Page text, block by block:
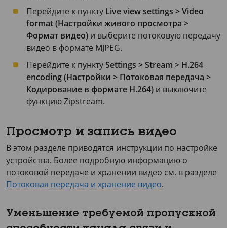
Перейдите к пункту Live view settings > Video
format (Настройки живого просмотра >
Формат видео) и выберите потоковую передачу
видео в формате MJPEG.
Перейдите к пунктуSettings > Stream > H.264
encoding (Настройки > Потоковая передача >
Кодирование в формате H.264) и выключите
функцию Zipstream.
Просмотр и запись видео
В этом разделе приводятся инструкции по настройке
устройства. Более подробную информацию о
потоковой передаче и хранении видео см. в разделе
Потоковая передача и хранение видео.
Уменьшение требуемой пропускной